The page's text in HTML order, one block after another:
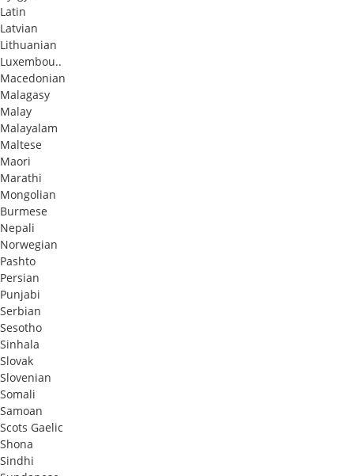
Latin
Latvian
Lithuanian
Luxembou..
Macedonian
Malagasy
Malay
Malayalam
Maltese
Maori
Marathi
Mongolian
Burmese
Nepali
Norwegian
Pashto
Persian
Punjabi
Serbian
Sesotho
Sinhala
Slovak
Slovenian
Somali
Samoan
Scots Gaelic
Shona
Sindhi